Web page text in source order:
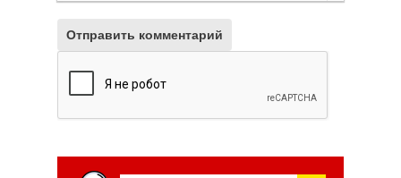
Отправить комментарий